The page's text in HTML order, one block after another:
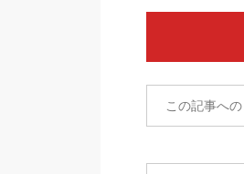
この記事へ